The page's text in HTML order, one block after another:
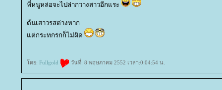
พี่หนูหล่อจะไปล่ากวางสาวอีกแระ
ต้นเสาวรสต่างหาก
ต่กระทกรกก็ไม่ผิด
ดย: Fullgold วันที่: 8 พฤษภาคม 2552 เวลา:0:04:54 น.